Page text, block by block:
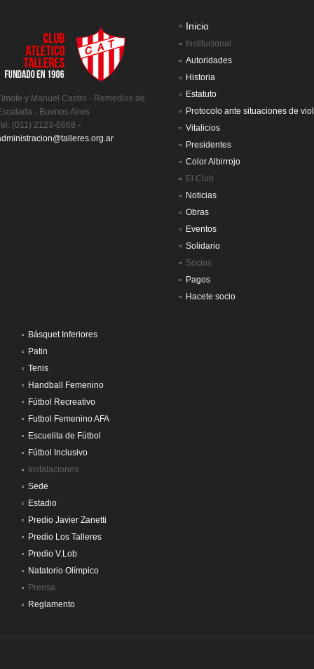
y Manuel Castro - Remedios de
- Buenos Aires
(011) 2123-6668 -
Inicio
Institucional
Autoridades
Historia
Estatuto
Protocolo ante situaciones de
Vitalicios
Presidentes
Color Albirrojo
El Club
Noticias
Obras
Eventos
Solidario
Socios
Pagos
Hacete socio
Básquet Inferiores
Patin
Tenis
Handball Femenino
Fútbol Recreativo
Futbol Femenino AFA
Escuelita de Fútbol
Fútbol Inclusivo
Instalaciones
Sede
Estadio
Predio Javier Zanetti
Predio Los Talleres
Predio V.Lob
Natatorio Olímpico
Prensa
Reglamento